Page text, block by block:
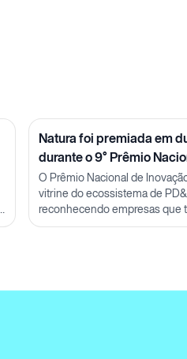
Natura foi premiada em
durante o 9° Prêmio
O Prêmio Nacional de
vitrine do ecossistema de
reconhecendo empresas que
conhecimento em impacto